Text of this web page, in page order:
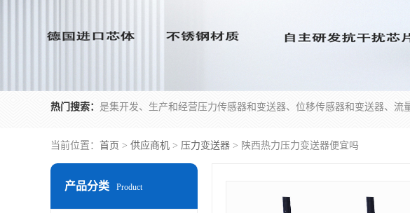
热门搜索：
当前位置： 首页 > 供应商机 > 压力变送器 > 陕西热力压力变送器便宜吗
产品分类 Product